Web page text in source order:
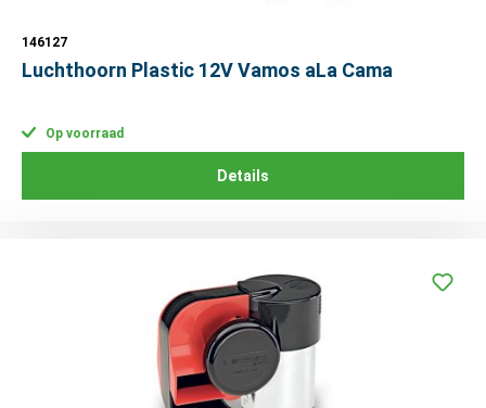
146127
Luchthoorn Plastic 12V Vamos aLa Cama
Op voorraad
Details